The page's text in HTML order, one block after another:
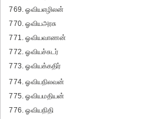
769. ஓவியஎழிலன்
770. ஓவியஅரசு
771. ஓவியவாணன்
772. ஓவியச்சுடர்
773. ஓவியக்கதிர்
774. ஓவியநிலவன்
775. ஓவியமதியன்
776. ஓவியநிதி